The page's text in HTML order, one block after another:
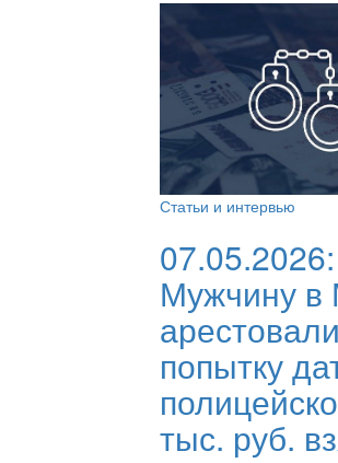
Статьи и интервью
07.05.2026:
Мужчину в
попытку
тыс. руб.